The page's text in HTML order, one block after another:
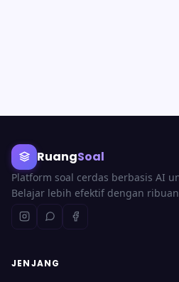
RuangSoal
Platform soal cerdas berbasis AI
Belajar lebih efektif dengan
JENJANG